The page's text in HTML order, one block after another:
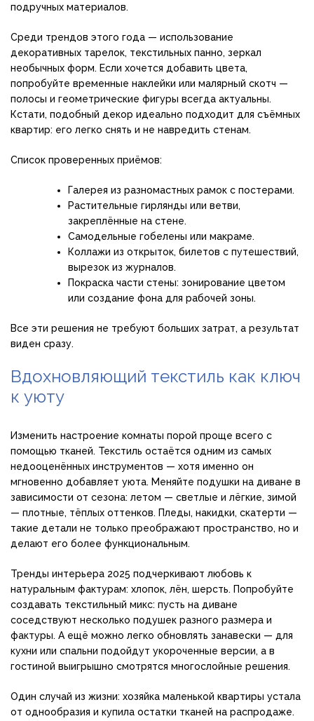
подручных материалов.
Среди трендов этого года — использование
декоративных тарелок, текстильных панно, зеркал
необычных форм. Если хочется добавить цвета,
попробуйте временные наклейки или малярный скотч —
полосы и геометрические фигуры всегда актуальны.
Кстати, подобный декор идеально подходит для съёмных
квартир: его легко снять и не навредить стенам.
Список проверенных приёмов:
Галерея из разномастных рамок с постерами.
Растительные гирлянды или ветви,
закреплённые на стене.
Самодельные гобелены или макраме.
Коллажи из открыток, билетов с путешествий,
вырезок из журналов.
Покраска части стены: зонирование цветом
или создание фона для рабочей зоны.
Все эти решения не требуют больших затрат, а результат
виден сразу.
Вдохновляющий текстиль как ключ
к уюту
Изменить настроение комнаты порой проще всего с
помощью тканей. Текстиль остаётся одним из самых
недооценённых инструментов — хотя именно он
мгновенно добавляет уюта. Меняйте подушки на диване в
зависимости от сезона: летом — светлые и лёгкие, зимой
— плотные, тёплых оттенков. Пледы, накидки, скатерти —
такие детали не только преображают пространство, но и
делают его более функциональным.
Тренды интерьера 2025 подчеркивают любовь к
натуральным фактурам: хлопок, лён, шерсть. Попробуйте
создавать текстильный микс: пусть на диване
соседствуют несколько подушек разного размера и
фактуры. А ещё можно легко обновлять занавески — для
кухни или спальни подойдут укороченные версии, а в
гостиной выигрышно смотрятся многослойные решения.
Один случай из жизни: хозяйка маленькой квартиры устала
от однообразия и купила остатки тканей на распродаже.